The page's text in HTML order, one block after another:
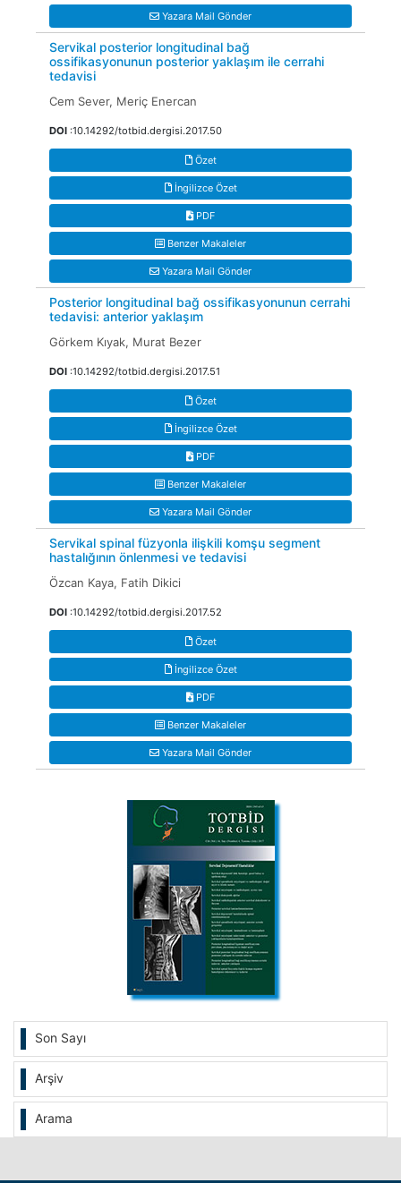
Son Sayı
Arşiv
Arama
Yazara Mail Gönder
Servikal posterior longitudinal bağ
ossifikasyonunun posterior yaklaşım ile cerrahi
tedavisi
Cem Sever, Meriç Enercan
DOI :10.14292/totbid.dergisi.2017.50
Özet
İngilizce Özet
PDF
Benzer Makaleler
Yazara Mail Gönder
Posterior longitudinal bağ ossifikasyonunun cerrahi
tedavisi: anterior yaklaşım
Görkem Kıyak, Murat Bezer
DOI :10.14292/totbid.dergisi.2017.51
Özet
İngilizce Özet
PDF
Benzer Makaleler
Yazara Mail Gönder
Servikal spinal füzyonla ilişkili komşu segment
hastalığının önlenmesi ve tedavisi
Özcan Kaya, Fatih Dikici
DOI :10.14292/totbid.dergisi.2017.52
Özet
İngilizce Özet
PDF
Benzer Makaleler
Yazara Mail Gönder